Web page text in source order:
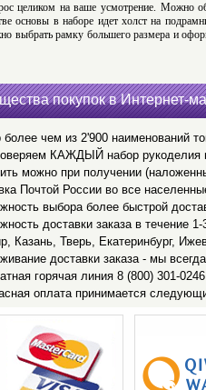
целиком на ваше усмотрение. Можно
основы в наборе идет холст на
выбрать рамку большего размера и
покупок в Интернет-
более чем из 2'900 наименований
КАЖДЫЙ набор рукоделия
можно при получении
Почтой России во все
выбора более быстрой
доставки заказа в течение
Казань, Тверь, Екатеринбург,
доставки заказа - мы
горячая линия 8 (800) 301-
оплата принимается